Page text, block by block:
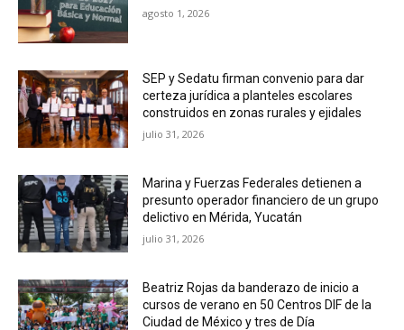
agosto 1, 2026
SEP y Sedatu firman convenio para dar
certeza jurídica a planteles escolares
construidos en zonas rurales y ejidales
julio 31, 2026
Marina y Fuerzas Federales detienen a
presunto operador financiero de un grupo
delictivo en Mérida, Yucatán
julio 31, 2026
Beatriz Rojas da banderazo de inicio a
cursos de verano en 50 Centros DIF de la
Ciudad de México y tres de Día